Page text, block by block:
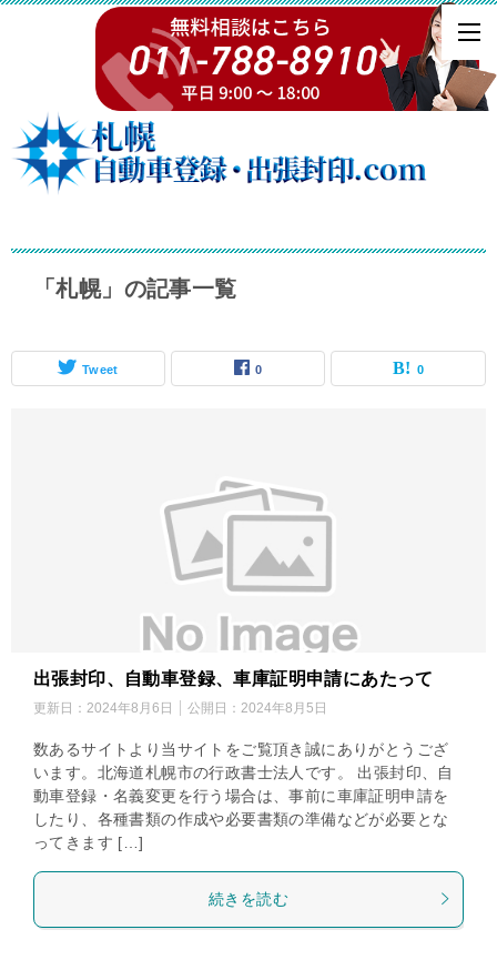
「札幌」の記事一覧
Tweet 0 0
出張封印、自動車登録、車庫証明申請にあたって
更新日： 2024年8月6日 公開日： 2024年8月5日
数あるサイトより当サイトをご覧頂き誠にありがとうござ
います。北海道札幌市の行政書士法人です。 出張封印、自
動車登録・名義変更を行う場合は、事前に車庫証明申請を
したり、各種書類の作成や必要書類の準備などが必要とな
ってきます […]
続きを読む